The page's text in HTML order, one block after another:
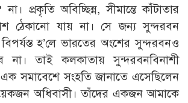
প্রকৃতি অবিচ্ছিন্ন, সীমান্তে কাঁটাতার
ঠেকানো যায় না। সে জন্য সুন্দরবন
হ’লে ভারতের অংশের সুন্দরবনও
না। তাই কলকাতায় সুন্দরবনবিনাশী
এক সমাবেশে সংহতি জানাতে এসেছিলেন
অধিবাসী। তাঁদের একজন আমাকে